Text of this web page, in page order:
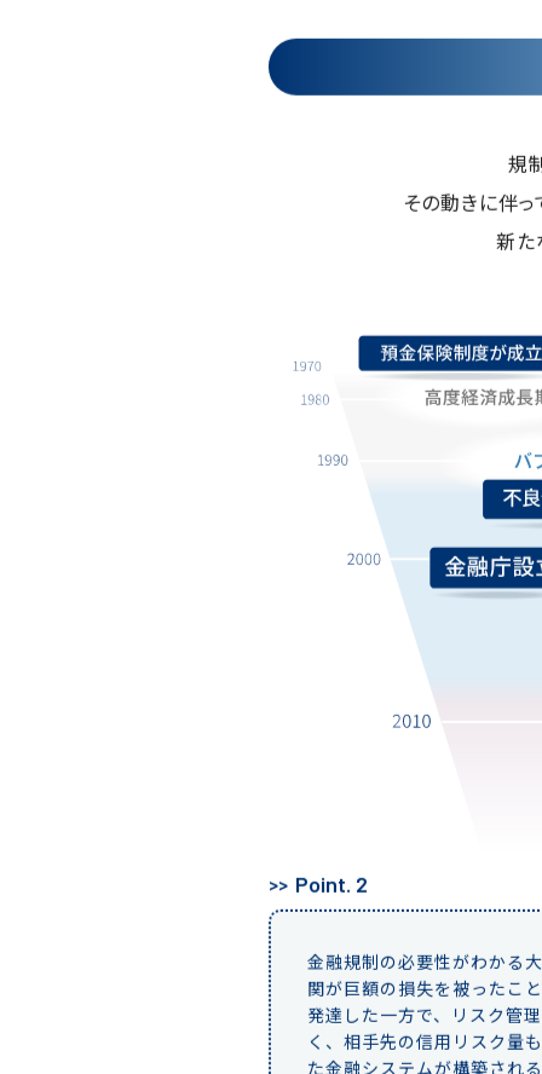
規
その動きに伴
新た
Point. 2
金融規制の必要性がわかる
関が巨額の損失を被ったこ
発達した一方で、リスク管
く、相手先の信用リスク量